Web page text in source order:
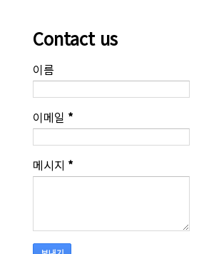
Contact us
이름
이메일 *
메시지 *